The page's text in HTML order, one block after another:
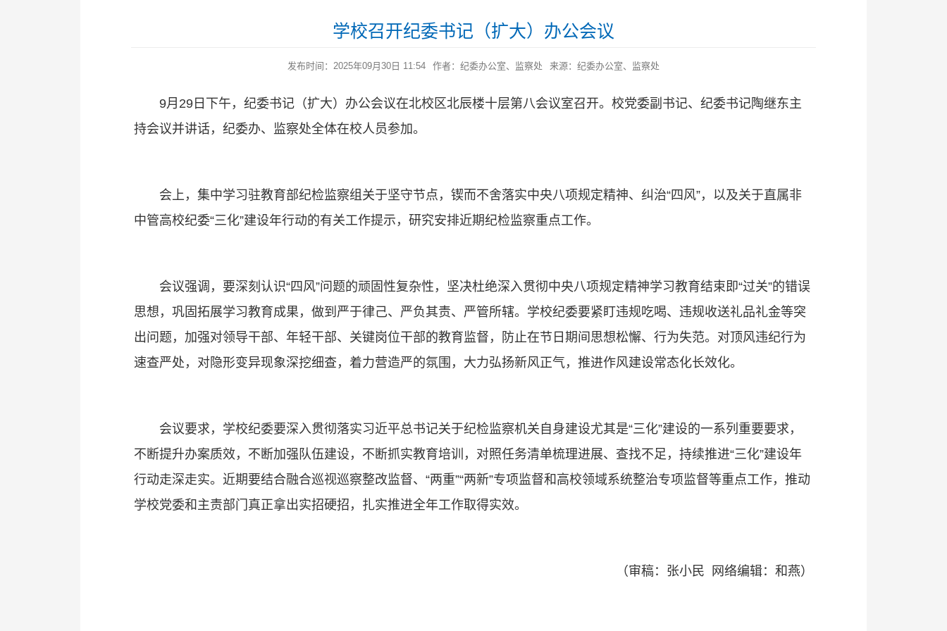
学校召开纪委书记（扩大）办公会议
发布时间：2025年09月30日 11:54 作者：纪委办公室、监察处 来源：纪委办公室、监察处
9月29日下午，纪委书记（扩大）办公会议在北校区北辰楼十层第八会议室召开。校党委副书记、纪委书记陶继东主
持会议并讲话，纪委办、监察处全体在校人员参加。
会上，集中学习驻教育部纪检监察组关于坚守节点，锲而不舍落实中央八项规定精神、纠治“四风”，以及关于直属非
中管高校纪委“三化”建设年行动的有关工作提示，研究安排近期纪检监察重点工作。
会议强调，要深刻认识“四风”问题的顽固性复杂性，坚决杜绝深入贯彻中央八项规定精神学习教育结束即“过关”的错误
思想，巩固拓展学习教育成果，做到严于律己、严负其责、严管所辖。学校纪委要紧盯违规吃喝、违规收送礼品礼金等突
出问题，加强对领导干部、年轻干部、关键岗位干部的教育监督，防止在节日期间思想松懈、行为失范。对顶风违纪行为
速查严处，对隐形变异现象深挖细查，着力营造严的氛围，大力弘扬新风正气，推进作风建设常态化长效化。
会议要求，学校纪委要深入贯彻落实习近平总书记关于纪检监察机关自身建设尤其是“三化”建设的一系列重要要求，
不断提升办案质效，不断加强队伍建设，不断抓实教育培训，对照任务清单梳理进展、查找不足，持续推进“三化”建设年
行动走深走实。近期要结合融合巡视巡察整改监督、“两重”“两新”专项监督和高校领域系统整治专项监督等重点工作，推动
学校党委和主责部门真正拿出实招硬招，扎实推进全年工作取得实效。
（审稿：张小民 网络编辑：和燕）